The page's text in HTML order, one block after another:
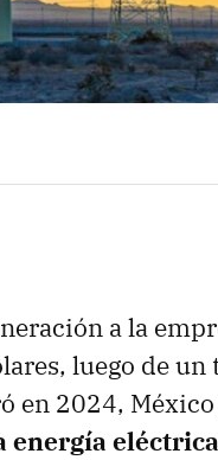
a la
luego de un
en 2024,
energía eléctrica